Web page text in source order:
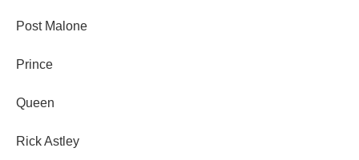
Post Malone
Prince
Queen
Rick Astley